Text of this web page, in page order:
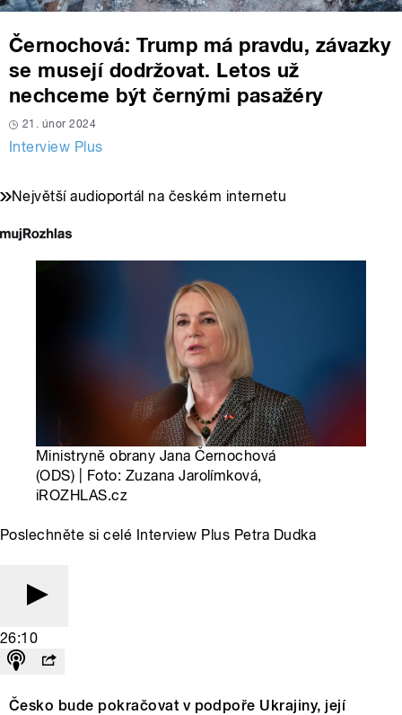
Černochová: Trump má pravdu, závazky
se musejí dodržovat. Letos už
nechceme být černými pasažéry
21. únor 2024
Interview Plus
Největší audioportál na českém internetu
Ministryně obrany Jana Černochová
(ODS) | Foto: Zuzana Jarolímková,
iROZHLAS.cz
Poslechněte si celé Interview Plus Petra Dudka
26:10
Česko bude pokračovat v podpoře Ukrajiny, její